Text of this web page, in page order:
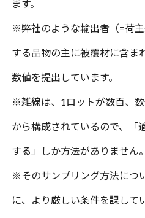
ます。
※弊社のような輸出者（=荷主
する品物の主に被覆材に含ま
数値を提出しています。
※雑線は、 1 ロットが数百、
から構成されているので、「
する」しか方法がありません。
※そのサンプリング方法につ
に、より厳しい条件を課して